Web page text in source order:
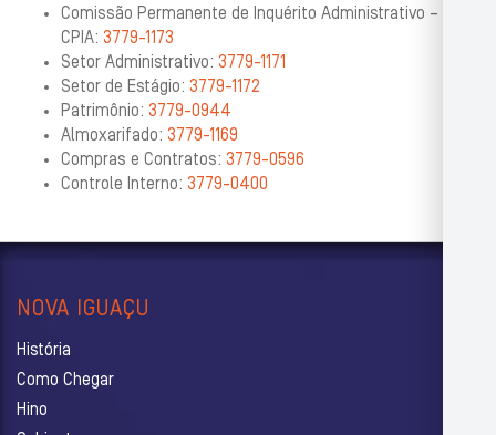
Comissão Permanente de Inquérito Administrativo –
CPIA: 3779-1173
Setor Administrativo: 3779-1171
Setor de Estágio: 3779-1172
Patrimônio: 3779-0944
Almoxarifado: 3779-1169
Compras e Contratos: 3779-0596
Controle Interno: 3779-0400
NOVA IGUAÇU
História
Como Chegar
Hino